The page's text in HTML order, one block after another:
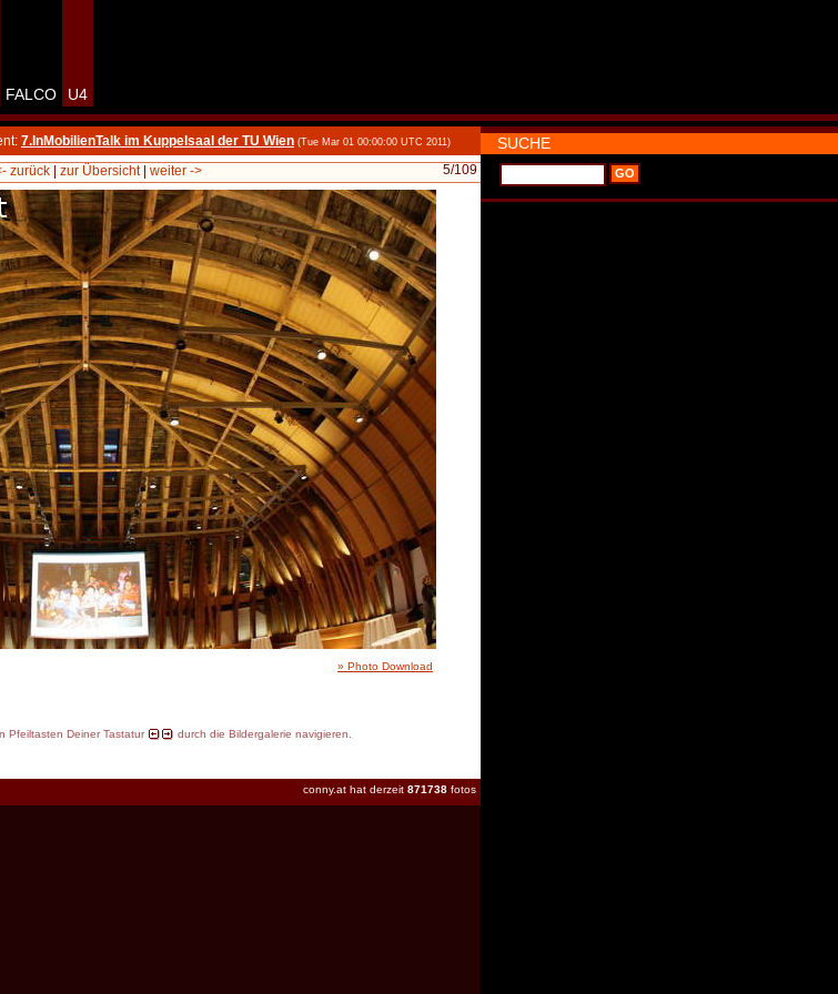
FALCO U4
7.InMobilienTalk im Kuppelsaal der TU Wien (Tue Mar 01 00:00:00 UTC 2011)
5/109
zurück| zur Übersicht| weiter ->
» Photo Download
Pfeiltasten Deiner Tastatur durch die Bildergalerie navigieren.
conny.at hat derzeit 871738 fotos
SUCHE